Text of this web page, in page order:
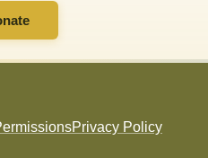
Privacy Policy